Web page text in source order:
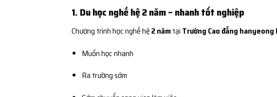
1. Du học nghề hệ 2 năm – nhanh tốt nghiệp
Chương trình học nghề hệ2 nămtại Trường Cao đẳng
Muốn học nhanh
Ra trường sớm